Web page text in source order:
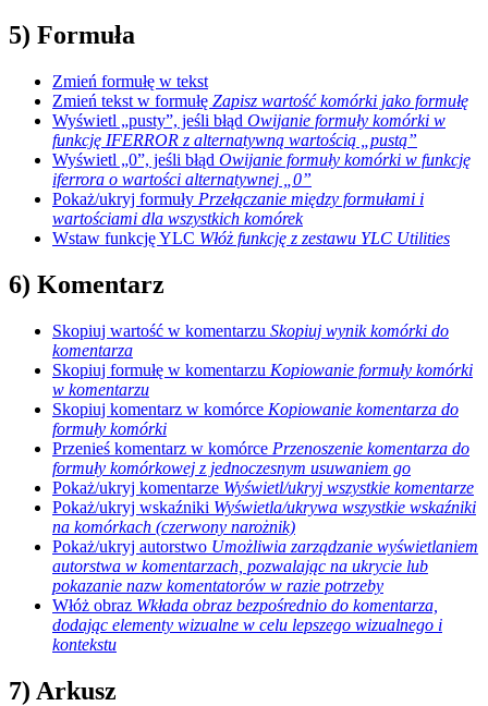
5) Formuła
Zmień formułę w tekst
Zmień tekst w formułę Zapisz wartość komórki jako formułę
Wyświetl „pusty”, jeśli błąd Owijanie formuły komórki w
funkcję IFERROR z alternatywną wartością „pustą”
Wyświetl „0”, jeśli błąd Owijanie formuły komórki w funkcję
iferrora o wartości alternatywnej „0”
Pokaż/ukryj formuły Przełączanie między formułami i
wartościami dla wszystkich komórek
Wstaw funkcję YLC Włóż funkcję z zestawu YLC Utilities
6) Komentarz
Skopiuj wartość w komentarzu Skopiuj wynik komórki do
komentarza
Skopiuj formułę w komentarzu Kopiowanie formuły komórki
w komentarzu
Skopiuj komentarz w komórce Kopiowanie komentarza do
formuły komórki
Przenieś komentarz w komórce Przenoszenie komentarza do
formuły komórkowej z jednoczesnym usuwaniem go
Pokaż/ukryj komentarze Wyświetl/ukryj wszystkie komentarze
Pokaż/ukryj wskaźniki Wyświetla/ukrywa wszystkie wskaźniki
na komórkach (czerwony narożnik)
Pokaż/ukryj autorstwo Umożliwia zarządzanie wyświetlaniem
autorstwa w komentarzach, pozwalając na ukrycie lub
pokazanie nazw komentatorów w razie potrzeby
Włóż obraz Wkłada obraz bezpośrednio do komentarza,
dodając elementy wizualne w celu lepszego wizualnego i
kontekstu
7) Arkusz